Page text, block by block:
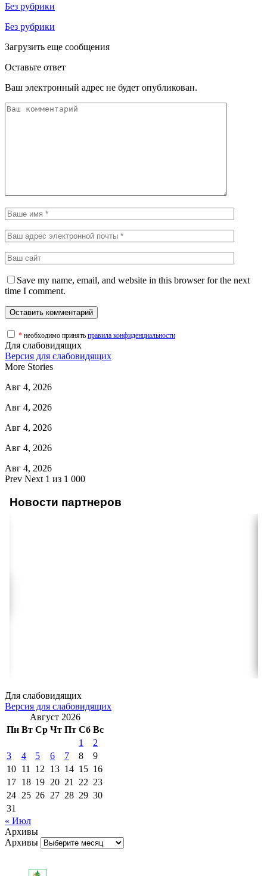
Без рубрики
Без рубрики
Загрузить еще сообщения
Оставьте ответ
Ваш электронный адрес не будет опубликован.
Save my name, email, and website in this browser for the next
time I comment.
* необходимо принять правила конфиденциальности
Для слабовидящих
Версия для слабовидящих
More Stories
Авг 4, 2026
Авг 4, 2026
Авг 4, 2026
Авг 4, 2026
Авг 4, 2026
Prev Next 1 из 1 000
Новости партнеров
Для слабовидящих
Версия для слабовидящих
Август 2026
Пн Вт Ср Чт Пт Сб Вс
1
2
3
4 5 6 7 8
9
10 11 12 13 14 15 16
17 18 19 20 21 22 23
24 25 26 27 28 29 30
31
« Июл
Архивы
Архивы